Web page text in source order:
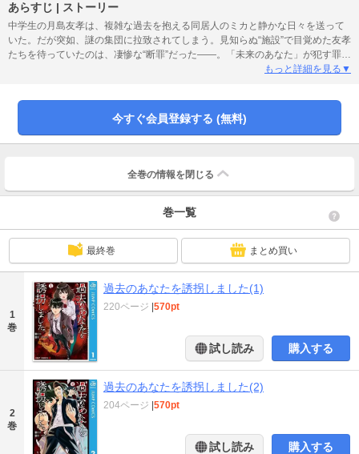
あらすじ | ストーリー
中学生の月島友孝は、複雑な過去を抱える同居人のミカと静かな日々を送って
いた。だが突如、謎の集団に拉致されてしまう。見知らぬ“施設”で目覚めた友孝
たちを待っていたのは、凄惨な“断罪”だった――。「未来のあなた」が犯す罪、
その罰が「過去のあなた」に降りかかる――!! 戦慄のSFクライムサスペン
もっと詳細を見る▼
今すぐ会員登録する (無料)
全巻の情報を 閉じる
巻一覧
最終巻 まとめ買い
1
巻
過去のあなたを誘拐しました(1)
220ページ 570pt
試し読み 購入する
2
巻
過去のあなたを誘拐しました(2)
204ページ 570pt
試し読み 購入する